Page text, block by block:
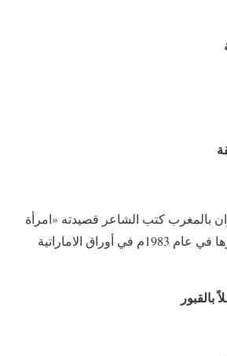
إيفران بالمغرب كتب الشاعر قصيدته «امرأة
مثل ماء الينابيع» ونشرها في عام 1983م في أوراق الاماراتية
بالقبور